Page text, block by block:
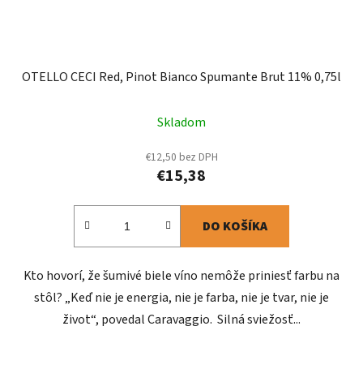
OTELLO CECI Red, Pinot Bianco Spumante Brut 11% 0,75l
Skladom
€12,50 bez DPH
€15,38
DO KOŠÍKA
Kto hovorí, že šumivé biele víno nemôže priniesť farbu na
stôl? „Keď nie je energia, nie je farba, nie je tvar, nie je
život“, povedal Caravaggio. Silná sviežosť...